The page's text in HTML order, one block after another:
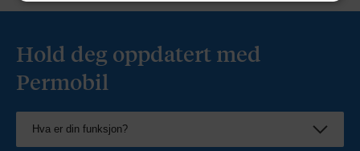
Hold deg oppdatert med
Permobil